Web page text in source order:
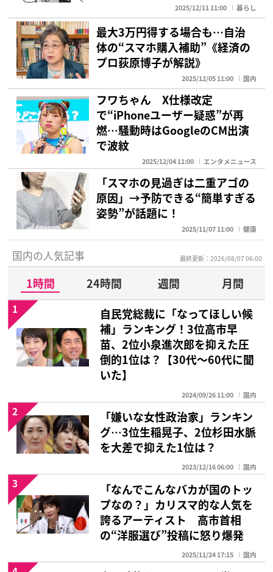
2025/12/11 11:00 暮らし
最大3万円得する場合も…自治
体の“スマホ購入補助”《経済の
プロ荻原博子が解説》
2025/12/05 11:00 国内
フワちゃん X仕様改定
で“iPhoneユーザー疑惑”が再
燃…騒動時はGoogleのCM出演
で波紋
2025/12/04 11:00 エンタメニュース
「スマホの見過ぎは二重アゴの
原因」→予防できる“簡単すぎる
姿勢”が話題に！
2025/11/07 11:00 健康
国内の人気記事 最終更新：2026/08/07 06:00
1時間 24時間 週間
月間
自民党総裁に「なってほしい候
補」ランキング！3位高市早
苗、2位小泉進次郎を抑えた圧
倒的1位は？【30代〜60代に聞
いた】
2024/09/26 11:00 国内
1
「嫌いな女性政治家」ランキン
グ…3位生稲晃子、2位杉田水脈
を大差で抑えた1位は？
2023/12/16 06:00 国内
2
「なんでこんなバカが国のトッ
プなの？」カリスマ的な人気を
誇るアーティスト 高市首相
の“洋服選び”投稿に怒り爆発
2025/11/24 17:15 国内
3